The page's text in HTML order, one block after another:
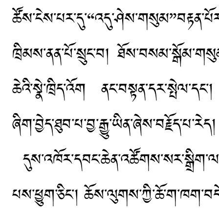
ཁྲིམས་ནན་པོ་སྲུང་བ།
ཆེའི་སྣེ་ཁྲིད་འོག
པས་ཕྱུག་ཅིང་།